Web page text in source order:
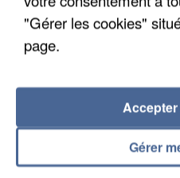
LES FRANÇAIS, FANS
"Gérer les cookies"
page.
Gérer